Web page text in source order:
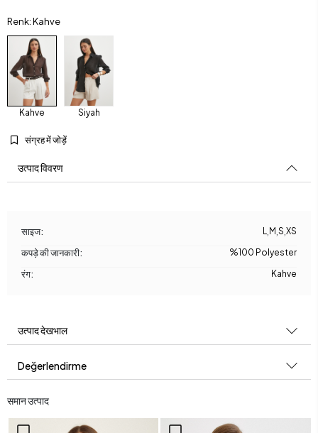
Renk: Kahve
Kahve Siyah
संग्रह में जोड़ें
उत्पाद विवरण
साइज: L M S XS
कपड़े की जानकारी: %100 Polyester
रंग: Kahve
उत्पाद देखभाल
Değerlendirme
समान उत्पाद